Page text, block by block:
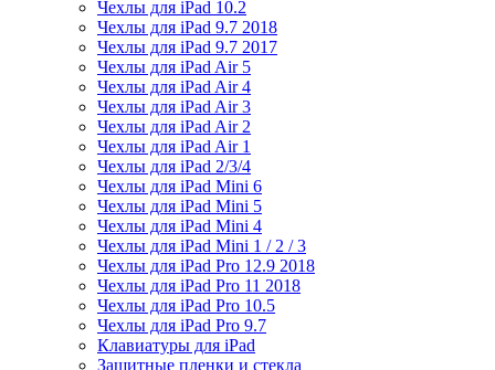
Чехлы для iPad 10.2
Чехлы для iPad 9.7 2018
Чехлы для iPad 9.7 2017
Чехлы для iPad Air 5
Чехлы для iPad Air 4
Чехлы для iPad Air 3
Чехлы для iPad Air 2
Чехлы для iPad Air 1
Чехлы для iPad 2/3/4
Чехлы для iPad Mini 6
Чехлы для iPad Mini 5
Чехлы для iPad Mini 4
Чехлы для iPad Mini 1 / 2 / 3
Чехлы для iPad Pro 12.9 2018
Чехлы для iPad Pro 11 2018
Чехлы для iPad Pro 10.5
Чехлы для iPad Pro 9.7
Клавиатуры для iPad
Защитные пленки и стекла